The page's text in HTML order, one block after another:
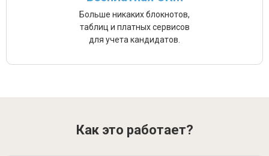
Больше никаких блокнотов,
таблиц и платных сервисов
для учета кандидатов.
Как это работает?